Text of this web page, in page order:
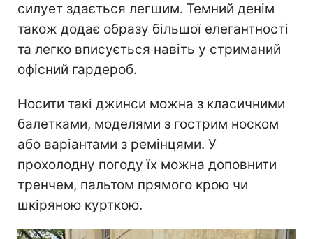
силует здається легшим. Темний денім
також додає образу більшої елегантності
та легко вписується навіть у стриманий
офісний гардероб.
Носити такі джинси можна з класичними
балетками, моделями з гострим носком
або варіантами з ремінцями. У
прохолодну погоду їх можна доповнити
тренчем, пальтом прямого крою чи
шкіряною курткою.